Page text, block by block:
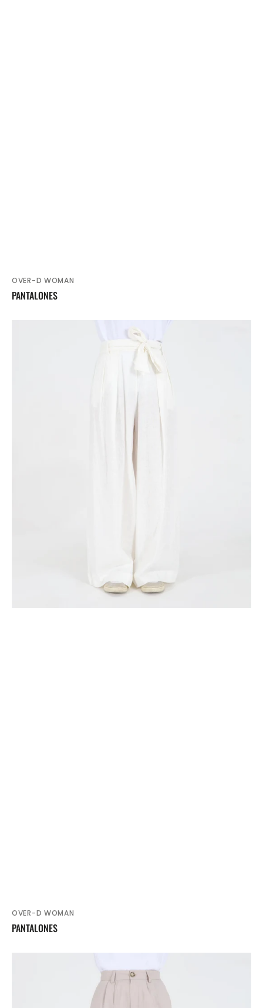
Proveedor:
OVER-D WOMAN
PANTALONES
Proveedor:
OVER-D WOMAN
PANTALONES